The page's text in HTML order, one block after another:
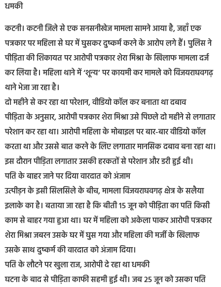
धमकी
कटनी। कटनी जिले से एक सनसनीखेज मामला सामने आया है, जहाँ एक
पत्रकार पर महिला से घर में घुसकर दुष्कर्म करने के आरोप लगे हैं। पुलिस ने
पीड़िता की शिकायत पर आरोपी पत्रकार शेरा मिश्रा के खिलाफ मामला दर्ज
कर लिया है। महिला थाने में ‘शून्य’ पर कायमी कर मामले को विजयराघवगढ़
थाने भेजा जा रहा है।
दो महीने से कर रहा था परेशान, वीडियो कॉल कर बनाता था दबाव
पीड़िता के अनुसार, आरोपी पत्रकार शेरा मिश्रा उसे पिछले दो महीने से लगातार
परेशान कर रहा था। आरोपी महिला के मोबाइल पर बार-बार वीडियो कॉल
करता था और उससे बात करने के लिए लगातार मानसिक दबाव बना रहा था।
इस दौरान पीड़िता लगातार उसकी हरकतों से परेशान और डरी हुई थी।
पति के बाहर जाने पर दिया वारदात को अंजाम
उत्पीड़न के इसी सिलसिले के बीच, मामला विजयराघवगढ़ क्षेत्र के सलैया
इलाके का है। बताया जा रहा है कि बीती 15 जून को पीड़िता का पति किसी
काम से बाहर गया हुआ था। घर में महिला को अकेला पाकर आरोपी पत्रकार
शेरा मिश्रा जबरन उसके घर में घुस गया और महिला की मर्जी के खिलाफ
उसके साथ दुष्कर्म की वारदात को अंजाम दिया।
पति के लौटने पर खुला राज, आरोपी दे रहा था धमकी
घटना के बाद से पीड़िता काफी सहमी हुई थी। जब 25 जून को उसका पति